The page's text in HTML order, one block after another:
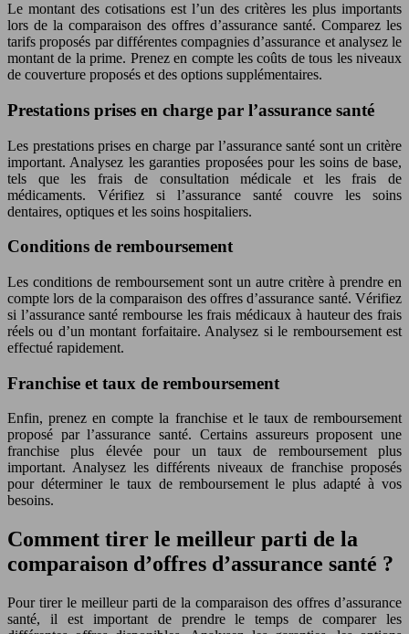
Le montant des cotisations est l’un des critères les plus importants
lors de la comparaison des offres d’assurance santé. Comparez les
tarifs proposés par différentes compagnies d’assurance et analysez le
montant de la prime. Prenez en compte les coûts de tous les niveaux
de couverture proposés et des options supplémentaires.
Prestations prises en charge par l’assurance santé
Les prestations prises en charge par l’assurance santé sont un critère
important. Analysez les garanties proposées pour les soins de base,
tels que les frais de consultation médicale et les frais de
médicaments. Vérifiez si l’assurance santé couvre les soins
dentaires, optiques et les soins hospitaliers.
Conditions de remboursement
Les conditions de remboursement sont un autre critère à prendre en
compte lors de la comparaison des offres d’assurance santé. Vérifiez
si l’assurance santé rembourse les frais médicaux à hauteur des frais
réels ou d’un montant forfaitaire. Analysez si le remboursement est
effectué rapidement.
Franchise et taux de remboursement
Enfin, prenez en compte la franchise et le taux de remboursement
proposé par l’assurance santé. Certains assureurs proposent une
franchise plus élevée pour un taux de remboursement plus
important. Analysez les différents niveaux de franchise proposés
pour déterminer le taux de remboursement le plus adapté à vos
besoins.
Comment tirer le meilleur parti de la
comparaison d’offres d’assurance santé ?
Pour tirer le meilleur parti de la comparaison des offres d’assurance
santé, il est important de prendre le temps de comparer les